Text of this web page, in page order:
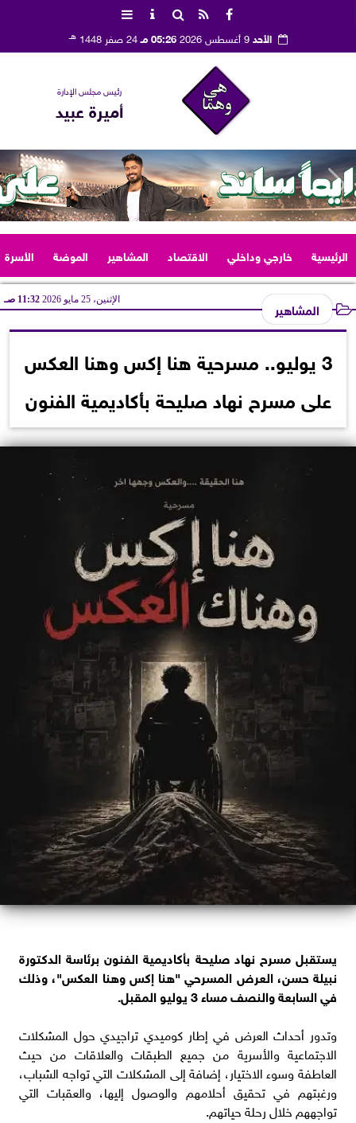
الأحد9 أغسطس 2026 05:26 مـ 24 صفر 1448 هـ
رئيس مجلس الإدارة
أميرة عبيد
الرئيسية خارجي وداخلي الاقتصاد المشاهير الموضة الأسرة
المشاهير الإثنين، 25 مايو 2026 11:32 صـ
3 يوليو.. مسرحية هنا إكس وهنا العكس
على مسرح نهاد صليحة بأكاديمية الفنون
يستقبل مسرح نهاد صليحة بأكاديمية الفنون برئاسة الدكتورة
نبيلة حسن، العرض المسرحي "هنا إكس وهنا العكس"، وذلك
في السابعة والنصف مساء 3 يوليو المقبل.
وتدور أحداث العرض في إطار كوميدي تراجيدي حول المشكلات
الاجتماعية والأسرية من جميع الطبقات والعلاقات من حيث
العاطفة وسوء الاختيار، إضافة إلى المشكلات التي تواجه الشباب،
ورغبتهم في تحقيق أحلامهم والوصول إليها، والعقبات التي
تواجههم خلال رحلة حياتهم.